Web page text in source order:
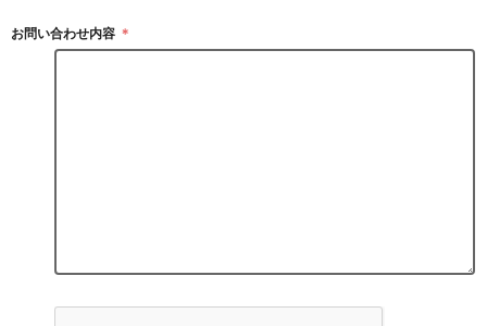
お問い合わせ内容 ＊